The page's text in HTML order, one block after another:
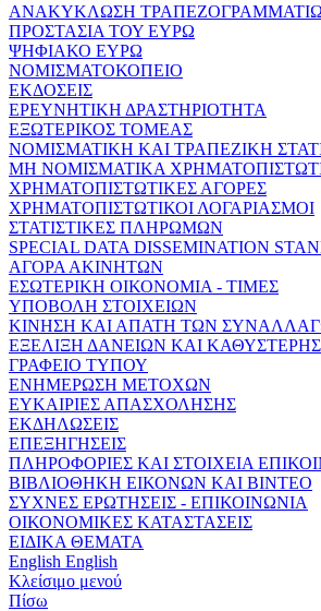
ΑΝΑΚΥΚΛΩΣΗ
ΠΡΟΣΤΑΣΙΑ ΤΟΥ ΕΥΡΩ
ΨΗΦΙΑΚΟ ΕΥΡΩ
ΝΟΜΙΣΜΑΤΟΚΟΠΕΙΟ
ΕΚΔΟΣΕΙΣ
ΕΡΕΥΝΗΤΙΚΗ ΔΡΑΣΤΗΡΙΟΤΗΤΑ
ΕΞΩΤΕΡΙΚΟΣ ΤΟΜΕΑΣ
ΝΟΜΙΣΜΑΤΙΚΗ ΚΑΙ ΤΡΑΠΕΖΙΚΗ
ΜΗ ΝΟΜΙΣΜΑΤΙΚΑ
ΧΡΗΜΑΤΟΠΙΣΤΩΤΙΚΕΣ ΑΓΟΡΕΣ
ΧΡΗΜΑΤΟΠΙΣΤΩΤΙΚΟΙ ΛΟΓΑΡΙΑΣΜΟΙ
ΣΤΑΤΙΣΤΙΚΕΣ ΠΛΗΡΩΜΩΝ
SPECIAL DATA DISSEMINATION
ΑΓΟΡΑ ΑΚΙΝΗΤΩΝ
ΕΣΩΤΕΡΙΚΗ ΟΙΚΟΝΟΜΙΑ - ΤΙΜΕΣ
ΥΠΟΒΟΛΗ ΣΤΟΙΧΕΙΩΝ
ΚΙΝΗΣΗ ΚΑΙ ΑΠΑΤΗ ΤΩΝ
ΕΞΕΛΙΞΗ ΔΑΝΕΙΩΝ ΚΑΙ
ΓΡΑΦΕΙΟ ΤΥΠΟΥ
ΕΝΗΜΕΡΩΣΗ ΜΕΤΟΧΩΝ
ΕΥΚΑΙΡΙΕΣ ΑΠΑΣΧΟΛΗΣΗΣ
ΕΚΔΗΛΩΣΕΙΣ
ΕΠΕΞΗΓΗΣΕΙΣ
ΠΛΗΡΟΦΟΡΙΕΣ ΚΑΙ ΣΤΟΙΧΕΙΑ
ΒΙΒΛΙΟΘΗΚΗ ΕΙΚΟΝΩΝ ΚΑΙ ΒΙΝΤΕΟ
ΣΥΧΝΕΣ ΕΡΩΤΗΣΕΙΣ - ΕΠΙΚΟΙΝΩΝΙΑ
ΟΙΚΟΝΟΜΙΚΕΣ ΚΑΤΑΣΤΑΣΕΙΣ
ΕΙΔΙΚΑ ΘΕΜΑΤΑ
English English
Κλείσιμο μενού
Πίσω